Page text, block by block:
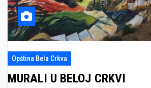
Opština Bela Crkva
MURALI U BELOJ CRKVI